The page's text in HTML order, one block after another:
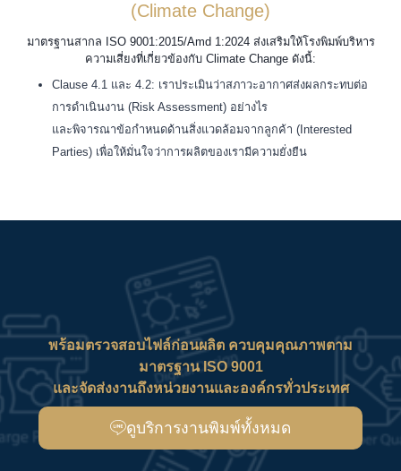
(Climate Change)
มาตรฐานสากล ISO 9001:2015/Amd 1:2024 ส่งเสริมให้โรงพิมพ์บริหาร
ความเสี่ยงที่เกี่ยวข้องกับ Climate Change ดังนี้:
Clause 4.1 และ 4.2: เราประเมินว่าสภาวะอากาศส่งผลกระทบต่อ
การดำเนินงาน (Risk Assessment) อย่างไร
และพิจารณาข้อกำหนดด้านสิ่งแวดล้อมจากลูกค้า (Interested
Parties) เพื่อให้มั่นใจว่าการผลิตของเรามีความยั่งยืน
พร้อมตรวจสอบไฟล์ก่อนผลิต ควบคุมคุณภาพตาม
มาตรฐาน ISO 9001
และจัดส่งงานถึงหน่วยงานและองค์กรทั่วประเทศ
ดูบริการงานพิมพ์ทั้งหมด